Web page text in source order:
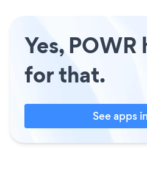
Yes, POWR
for that.
See apps